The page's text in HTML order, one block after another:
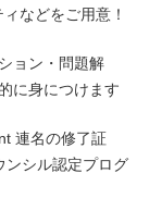
などをご用意！
ョン・問題解
に身につけます
連名の修了証
ンシル認定プログ